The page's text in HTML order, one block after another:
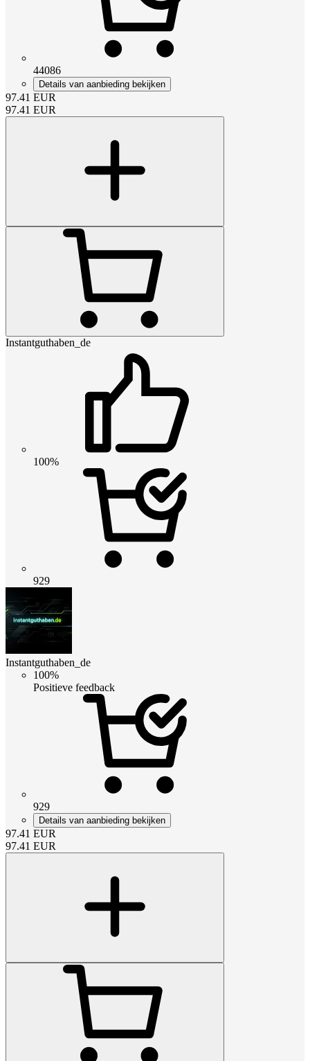
44086
Details van aanbieding bekijken
97.41 EUR
97.41 EUR
Instantguthaben_de
100%
929
Instantguthaben_de
100%
Positieve feedback
929
Details van aanbieding bekijken
97.41 EUR
97.41 EUR